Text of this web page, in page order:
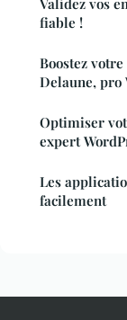
Validez vos
fiable !
Boostez
Delaune, pro
Optimiser
expert
Les
facilement